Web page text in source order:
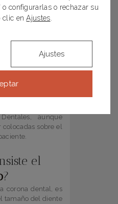
fracturada.
casos en los
aunque
sobre el
el
?
corona dental, es
tamaño del diente
o configurarlas o rechazar su
clic enAjustes
Ajustes